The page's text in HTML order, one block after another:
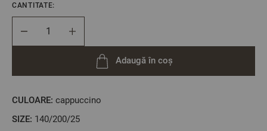
CULOARE: cappuccino
SIZE: 140/200/25
CANTITATE:
Adaugă în coș